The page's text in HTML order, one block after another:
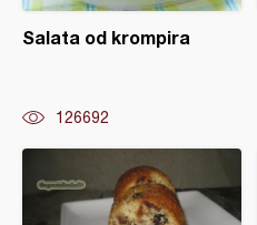
Salata od krompira
126692